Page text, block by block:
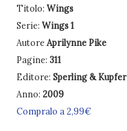
Titolo: Wings
Serie: Wings 1
AutoreAprilynne Pike
Pagine: 311
Editore: Sperling & Kupfer
Anno: 2009
Compralo a 2,99€